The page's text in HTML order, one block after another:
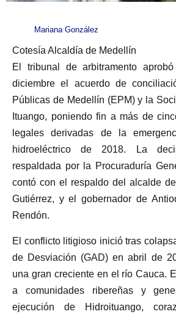
Mariana González
Cotesía Alcaldía de Medellín
El tribunal de arbitramento
diciembre el acuerdo de
Públicas de Medellín (EPM) y la
Ituango, poniendo fin a más de
legales derivadas de la
hidroeléctrico de 2018. La
respaldada por la Procuraduría
contó con el respaldo del alcalde
Gutiérrez, y el gobernador de
Rendón.
El conflicto litigioso inició tras
de Desviación (GAD) en abril de
una gran creciente en el río Cauca.
a comunidades ribereñas y
ejecución de Hidroituango,